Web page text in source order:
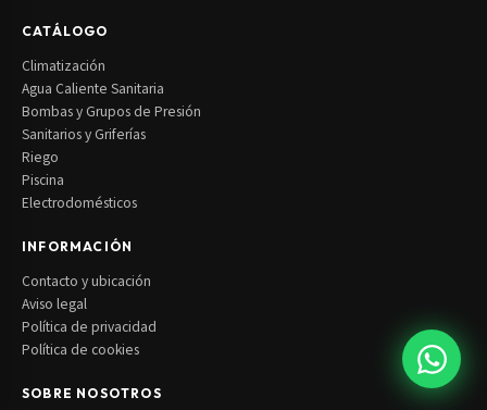
CATÁLOGO
Climatización
Agua Caliente Sanitaria
Bombas y Grupos de Presión
Sanitarios y Griferías
Riego
Piscina
Electrodomésticos
INFORMACIÓN
Contacto y ubicación
Aviso legal
Política de privacidad
Política de cookies
SOBRE NOSOTROS